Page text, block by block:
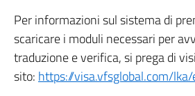
Per informazioni sul sistema di
scaricare i moduli necessari per
traduzione e verifica, si prega di
sito: https://visa.vfsglobal.com/